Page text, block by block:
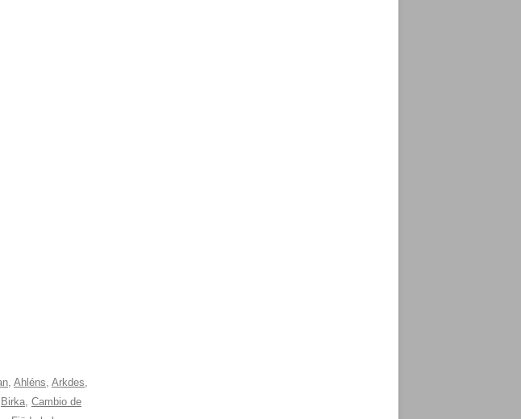
, Ahléns, Arkdes,
Birka, Cambio de